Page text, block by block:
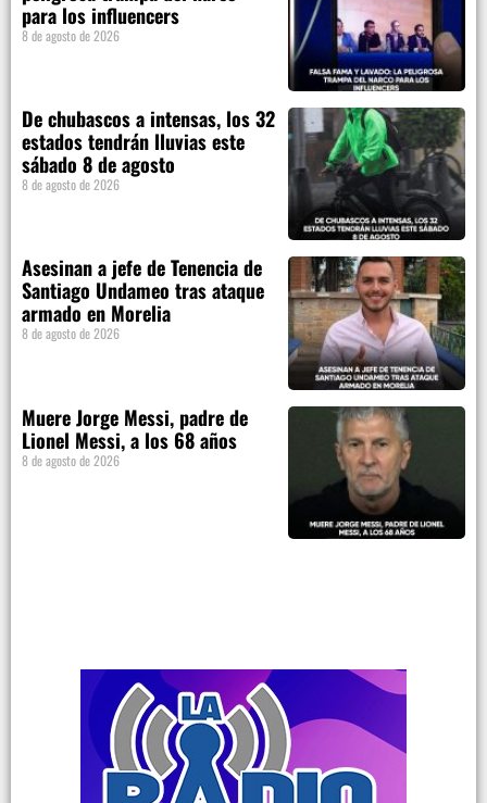
para los influencers
8 de agosto de 2026
De chubascos a intensas, los 32
estados tendrán lluvias este
sábado 8 de agosto
8 de agosto de 2026
Asesinan a jefe de Tenencia de
Santiago Undameo tras ataque
armado en Morelia
8 de agosto de 2026
Muere Jorge Messi, padre de
Lionel Messi, a los 68 años
8 de agosto de 2026